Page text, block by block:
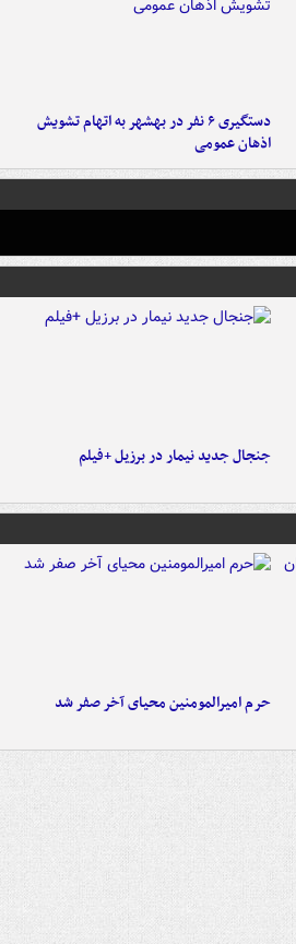
دستگیری ۶ نفر در بهشهر به اتهام تشویش
اذهان عمومی
جنجال جدید نیمار در برزیل +فیلم
حرم امیرالمومنین محیای آخر صفر شد